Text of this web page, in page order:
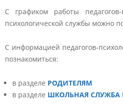
С графиком работы
психологической службы можно
С информацией педагогов-
познакомиться:
в разделе РОДИТЕЛЯМ
в разделе ШКОЛЬНАЯ